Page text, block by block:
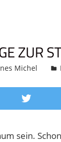
ZUR
Michel
Twitter
sein.